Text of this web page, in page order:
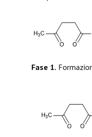
Fase 1.